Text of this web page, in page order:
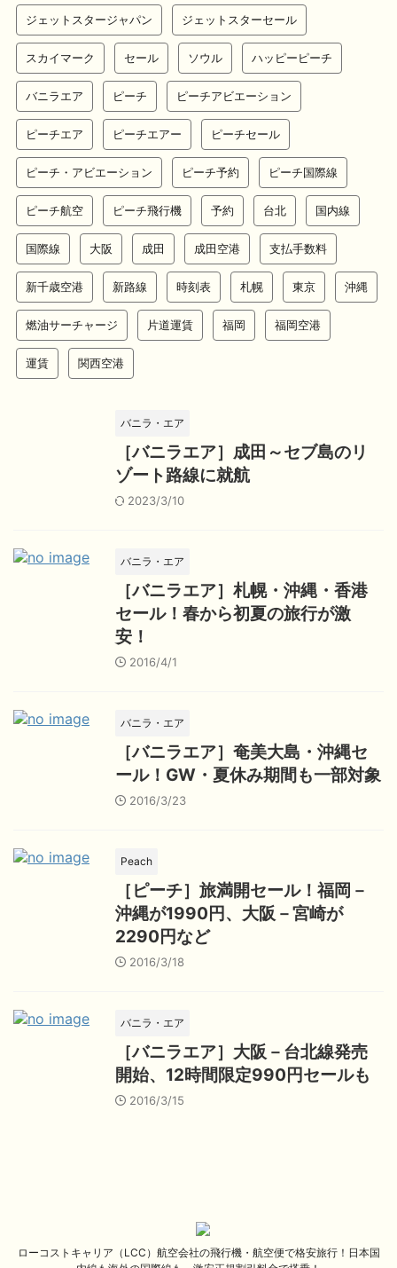
ジェットスタージャパン ジェットスターセール
スカイマーク セール ソウル ハッピーピーチ
バニラエア ピーチ ピーチアビエーション
ピーチエア ピーチエアー ピーチセール
ピーチ・アビエーション ピーチ予約 ピーチ国際線
ピーチ航空 ピーチ飛行機 予約 台北 国内線
国際線 大阪 成田 成田空港 支払手数料
新千歳空港 新路線 時刻表 札幌 東京 沖縄
燃油サーチャージ 片道運賃 福岡 福岡空港
運賃 関西空港
バニラ・エア
［バニラエア］成田～セブ島のリ
ゾート路線に就航
2023/3/10
バニラ・エア
［バニラエア］札幌・沖縄・香港
セール！春から初夏の旅行が激
安！
2016/4/1
バニラ・エア
［バニラエア］奄美大島・沖縄セ
ール！GW・夏休み期間も一部対象
2016/3/23
Peach
［ピーチ］旅満開セール！福岡－
沖縄が1990円、大阪－宮崎が
2290円など
2016/3/18
バニラ・エア
［バニラエア］大阪－台北線発売
開始、12時間限定990円セールも
2016/3/15
ローコストキャリア（LCC）航空会社の飛行機・航空便で格安旅行！日本国